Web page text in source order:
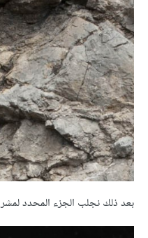
بعد ذلك نجلب الجزء المحدد